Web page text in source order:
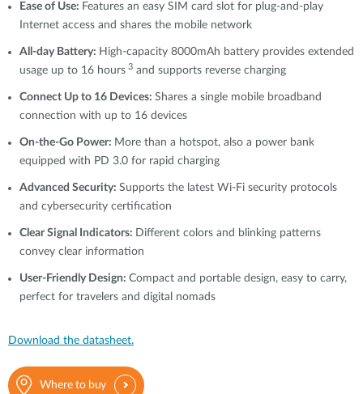
Support Portal
Ease of Use: Features an easy SIM card slot for plug-and-play
Internet access and shares the mobile network
All-day Battery: High-capacity 8000mAh battery provides extended
usage up to 16 hours 3 and supports reverse charging
Connect Up to 16 Devices: Shares a single mobile broadband
connection with up to 16 devices
On-the-Go Power: More than a hotspot, also a power bank
equipped with PD 3.0 for rapid charging
Advanced Security: Supports the latest Wi-Fi security protocols
and cybersecurity certification
Clear Signal Indicators: Different colors and blinking patterns
convey clear information
User-Friendly Design: Compact and portable design, easy to carry,
perfect for travelers and digital nomads
Download the datasheet.
Where to buy